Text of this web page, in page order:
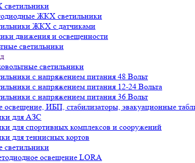
ЖКХ светильники
ЖКХ с датчиками
движения и освещенности
светильники
светильники
с напряжением питания 48 Вольт
с напряжением питания 12-24 Вольта
с напряжением питания 36 Вольт
освещение, ИБП, стабилизаторы, эвакуационные
для АЗС
для спортивных комплексов и сооружений
для теннисных кортов
светильники
освещение LORA